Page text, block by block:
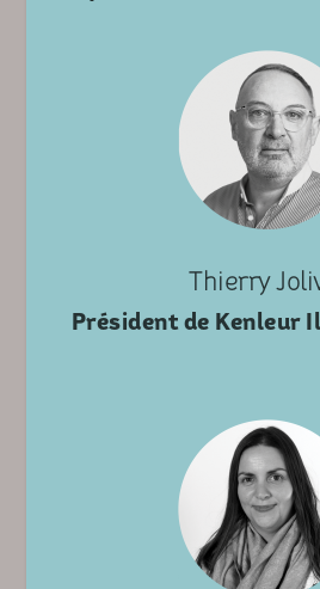
Thierry
Président de Kenleur